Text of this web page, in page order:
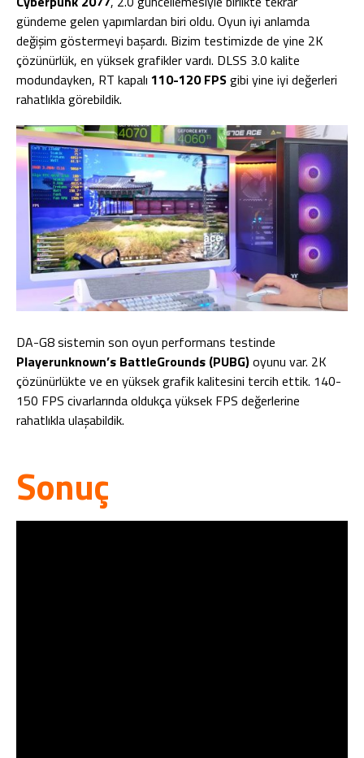
gündeme gelen yapımlardan biri oldu. Oyun iyi anlamda
değişim göstermeyi başardı. Bizim testimizde de yine 2K
çözünürlük, en yüksek grafikler vardı. DLSS 3.0 kalite
modundayken, RT kapalı 110-120 FPSgibi yine iyi değerleri
rahatlıkla görebildik.
DA-G8 sistemin son oyun performans testinde
Playerunknown’s BattleGrounds (PUBG)oyunu var. 2K
çözünürlükte ve en yüksek grafik kalitesini tercih ettik. 140-
150 FPS civarlarında oldukça yüksek FPS değerlerine
rahatlıkla ulaşabildik.
Sonuç